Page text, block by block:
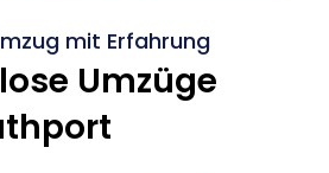
mit Erfahrung
Umzüge